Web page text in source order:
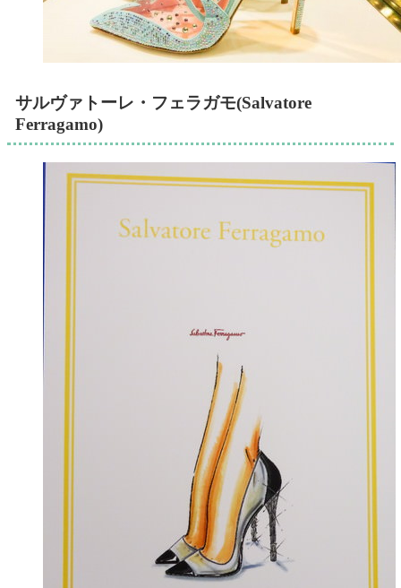
サルヴァトーレ・フェラガモ(Salvatore
Ferragamo)